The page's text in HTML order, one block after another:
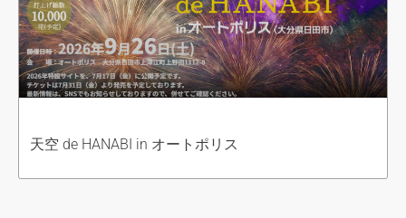
天空 de HANABI in オートポリス